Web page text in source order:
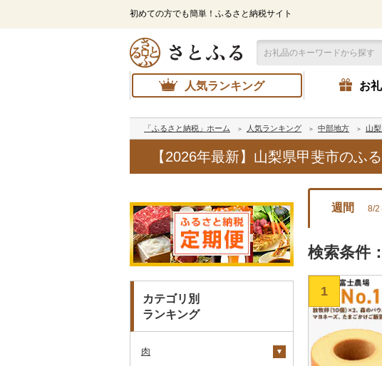
初めての方でも簡単！ふるさと納税サイト
人気ランキング お
「ふるさと納税」ホーム 人気ランキング 中部地方 山
【2026年最新】山梨県甲斐市のふ
カテゴリ別
ランキング
肉
週間 8/2
検索条件：
1